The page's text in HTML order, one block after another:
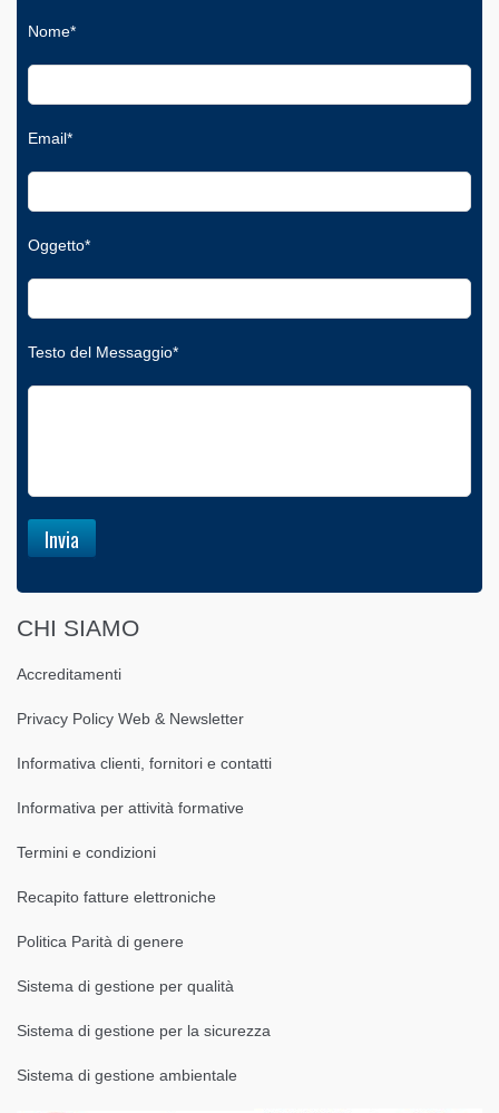
Nome*
Email*
Oggetto*
Testo del Messaggio*
CHI SIAMO
Accreditamenti
Privacy Policy Web & Newsletter
Informativa clienti, fornitori e contatti
Informativa per attività formative
Termini e condizioni
Recapito fatture elettroniche
Politica Parità di genere
Sistema di gestione per qualità
Sistema di gestione per la sicurezza
Sistema di gestione ambientale